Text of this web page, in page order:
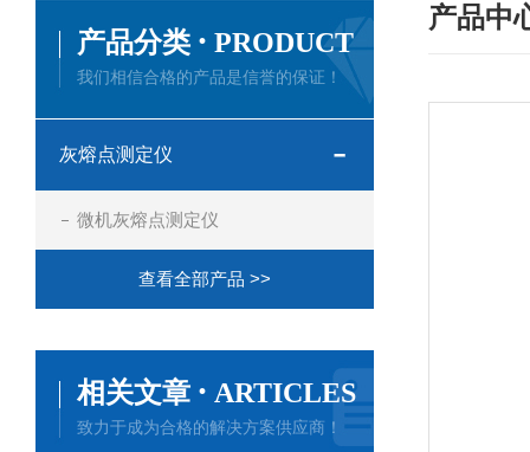
产品中
产品分类 · PRODUCT
我们相信合格的产品是信誉的保证！
灰熔点测定仪
微机灰熔点测定仪
查看全部产品 >>
相关文章 · ARTICLES
致力于成为合格的解决方案供应商！